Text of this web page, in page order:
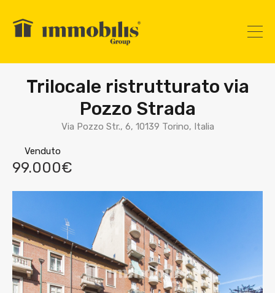
Trilocale ristrutturato via
Pozzo Strada
Via Pozzo Str., 6, 10139 Torino, Italia
Venduto
99.000€